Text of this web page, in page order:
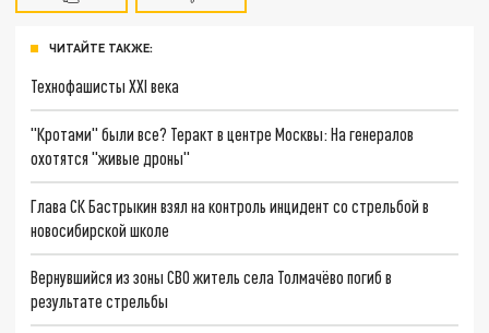
ЧИТАЙТЕ ТАКЖЕ:
Технофашисты XXI века
"Кротами" были все? Теракт в центре Москвы: На генералов
охотятся "живые дроны"
Глава СК Бастрыкин взял на контроль инцидент со стрельбой в
новосибирской школе
Вернувшийся из зоны СВО житель села Толмачёво погиб в
результате стрельбы